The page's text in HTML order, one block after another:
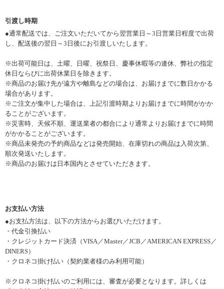
引渡し時期
●通常配送では、ご注文いただいてから翌営業日～3日営業日程度で出荷
し、配送後の翌日～3日後にお引渡しいたします。
※出荷可能日は、土曜、日曜、祝祭日、慶事休暇等の連休、弊社の指定
休日ならびに出荷休業日を除きます。
※商品のお届け先が遠方や離島などの場合は、お届けまでに数日かかる
場合があります。
※ご注文が集中した場合は、上記引渡時期よりお届けまでに時間がかか
ることがございます。
※災害時、天候不順、運送業者の都合により通常よりお届けまでに時間
がかかることがございます。
※商品未発売の予約商品などは発売開始、在庫切れの商品は入荷次第、
順次発送いたします。
※商品のお届けは日本国内とさせていただきます。
お支払い方法
●お支払方法は、以下の方法からお選びいただけます。
・代金引換払い
・クレジットカード決済（VISA／Master／JCB／AMERICAN EXPRESS／
DINERS）
・クロネコ掛け払い（契約業者様のみ利用可能）
※クロネコ掛け払いのご利用には、審査が必要となります。詳しくは